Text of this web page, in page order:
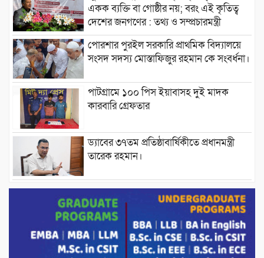
একক ব্যক্তি বা গোষ্ঠীর নয়; বরং এই কৃতিত্ব
দেশের জনগণের : তথ্য ও সম্প্রচারমন্ত্রী
পোরশার পুরইল সরকারি প্রাথমিক বিদ্যালয়ে
সংসদ সদস্য মোস্তাফিজুর রহমান কে সংবর্ধনা।
পাটগ্রামে ১০০ পিস ইয়াবাসহ দুই মাদক
কারবারি গ্রেফতার
ড্যাবের ৩৭তম প্রতিষ্ঠাবার্ষিকীতে প্রধানমন্ত্রী
তারেক রহমান।
চন্দনাইশের হাশিমপুর ৪ নং ওয়ার্ডে ৫’শতাধিক
হতদরিদ্র পরিবারের মাঝে খাদ্যসামগ্রী বিতরণ
করেন মনজুর মোরশেদ
পরিবেশ রক্ষায় পাটগ্রামে ইহসান ইয়ুথ
সার্কেলের বৃক্ষরোপণ